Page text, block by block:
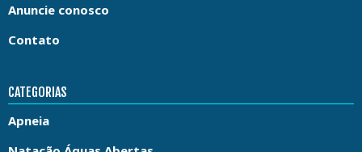
Anuncie conosco
Contato
CATEGORIAS
Apneia